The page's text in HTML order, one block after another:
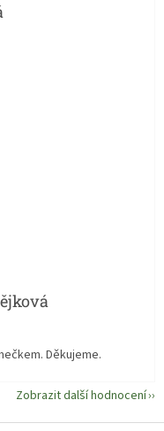
hvězdiček.
hvězdiček.
hvězdiček.
hvězdiček.
Děkujeme.
Zobrazit další hodnocení